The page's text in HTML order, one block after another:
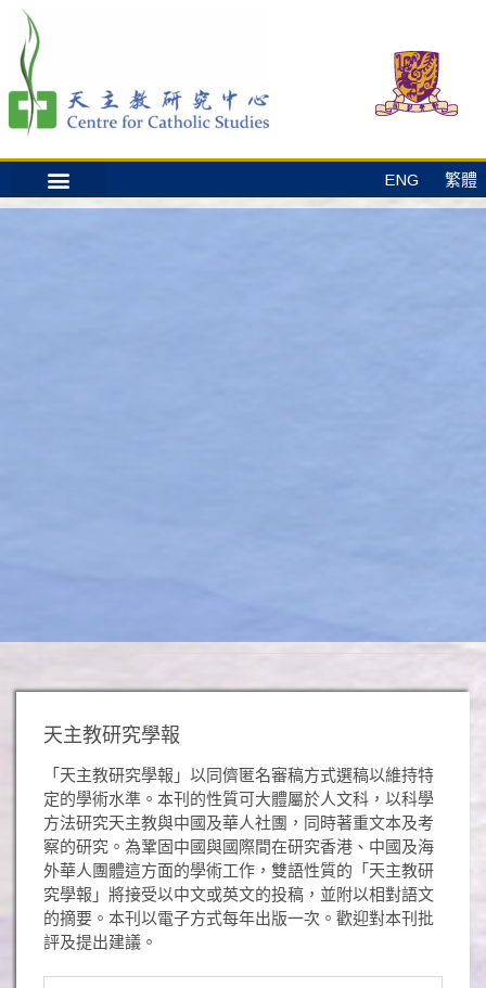
ENG 繁體
出
天主教研究學報
「天主教研究學報」以同儕匿名審稿方式選稿以維持特
定的學術水準。本刊的性質可大體屬於人文科，以科學
方法研究天主教與中國及華人社團，同時著重文本及考
察的研究。為鞏固中國與國際間在研究香港、中國及海
外華人團體這方面的學術工作，雙語性質的「天主教研
究學報」將接受以中文或英文的投稿，並附以相對語文
的摘要。本刊以電子方式每年出版一次。歡迎對本刊批
評及提出建議。